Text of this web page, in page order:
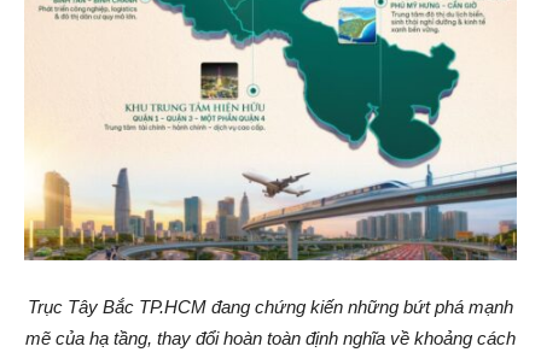
Trục Tây Bắc TP.HCM đang chứng kiến những bứt phá mạnh
mẽ của hạ tầng, thay đổi hoàn toàn định nghĩa về khoảng cách